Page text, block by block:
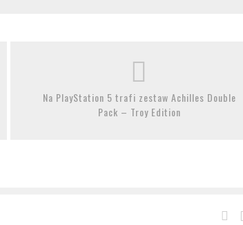
Na PlayStation 5 trafi zestaw Achilles Double
Pack – Troy Edition